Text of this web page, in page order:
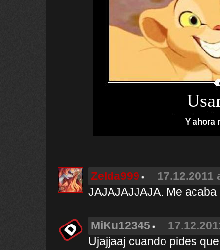
Y ahora
Zelda999
17.12.2011
JAJAJAJJAJA. Me
MiKu12345
Ujajjaaj cuando pides